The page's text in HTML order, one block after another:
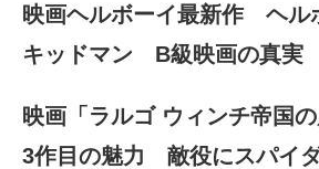
映画ヘルボーイ最新作 ヘル
キッドマン B級映画の真実
映画「ラルゴ ウィンチ帝国
3作目の魅力 敵役にスパイ